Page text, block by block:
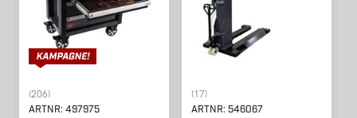
(206)
ARTNR: 497975
(17)
ARTNR: 546067